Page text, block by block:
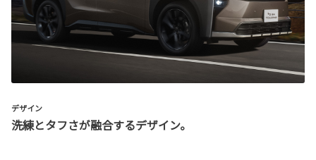
デザイン
洗練とタフさが融合するデザイン。